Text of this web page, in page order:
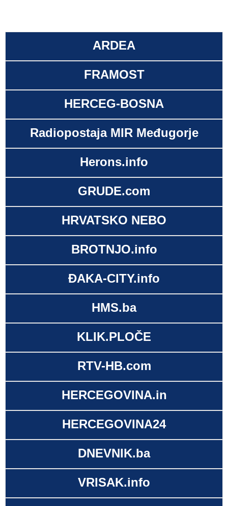
ARDEA
FRAMOST
HERCEG-BOSNA
Radiopostaja MIR Međugorje
Herons.info
GRUDE.com
HRVATSKO NEBO
BROTNJO.info
ĐAKA-CITY.info
HMS.ba
KLIK.PLOČE
RTV-HB.com
HERCEGOVINA.in
HERCEGOVINA24
DNEVNIK.ba
VRISAK.info